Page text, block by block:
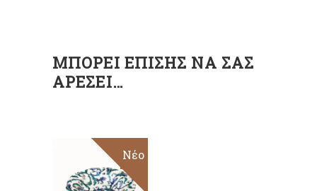
ΜΠΟΡΕΊ ΕΠΊΣΗΣ ΝΑ ΣΑΣ
ΑΡΈΣΕΙ…
Sale
Νέο
ΠΡΟΣΘΉΚΗ
ΣΤΟ